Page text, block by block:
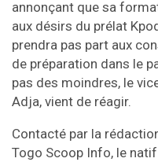
annonçant que sa
aux désirs du prélat
prendra pas part aux
de préparation dans le
pas des moindres, le
Adja, vient de réagir.
Contacté par la
Togo Scoop Info, le natif